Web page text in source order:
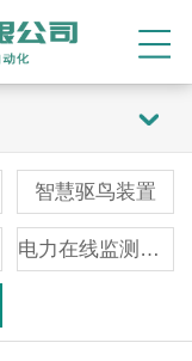
智慧驱鸟装置
电力在线监测装置